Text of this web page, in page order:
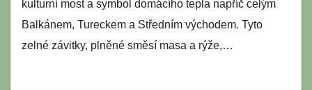
kulturní most a symbol domácího tepla napříč celým
Balkánem, Tureckem a Středním východem. Tyto
zelné závitky, plněné směsí masa a rýže,…